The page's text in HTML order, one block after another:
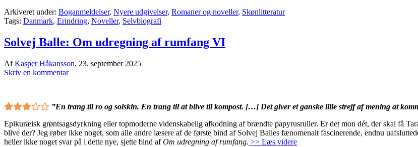
Arkiveret under: Boganmeldelser, Nyere udgivelser, Romaner og noveller, Skønlitteratur
Tags: Danmark, Erindring, Noveller, Selvbiografi
Solvej Balle: Om udregning af rumfang VI
AfKasper Håkansson, 23. september 2025
Skriv en kommentar
”En trang til ro og solskin. En trang til at blive til kompost. […] Det giver et ganske lille strejf af mening at
Epikuræisk grøntsagsdyrkning eller topmoderne videnskabelig afkodning af brændte papyrusruller. Er det mon dét, der skal få
blive der? Jeg røber ikke noget, som alle andre læsere af de første bind af Solvej Balles fænomenalt fascinerende, endnu
heller ikke noget svar på i dette nye, sjette bind afOm udregning af rumfang. >> Læs videre